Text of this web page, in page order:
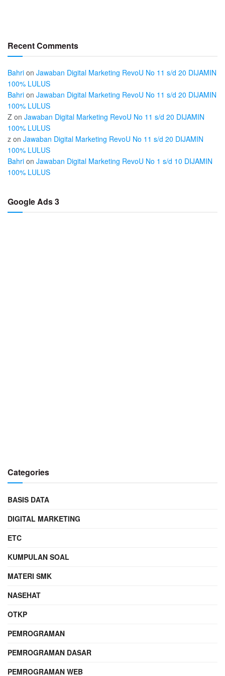
Recent Comments
Bahri on Jawaban Digital Marketing RevoU No 11 s/d 20 DIJAMIN
100% LULUS
Bahri on Jawaban Digital Marketing RevoU No 11 s/d 20 DIJAMIN
100% LULUS
Z on Jawaban Digital Marketing RevoU No 11 s/d 20 DIJAMIN
100% LULUS
z on Jawaban Digital Marketing RevoU No 11 s/d 20 DIJAMIN
100% LULUS
Bahri on Jawaban Digital Marketing RevoU No 1 s/d 10 DIJAMIN
100% LULUS
Google Ads 3
Categories
BASIS DATA
DIGITAL MARKETING
ETC
KUMPULAN SOAL
MATERI SMK
NASEHAT
OTKP
PEMROGRAMAN
PEMROGRAMAN DASAR
PEMROGRAMAN WEB